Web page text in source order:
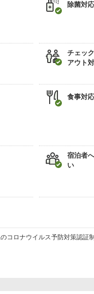
除菌対応
チェッ
アウト
食事対応
宿泊者
い
コロナウイルス予防対策認証